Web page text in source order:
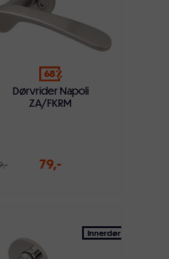
68
Dørvrider Napoli
ZA/FKRM
79,-
Legg i handlekurvenInnerdør